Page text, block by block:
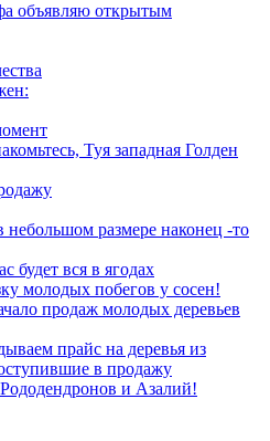
объявляю открытым
Туя западная Голден
небольшом размере наконец -то
будет вся в ягодах
молодых побегов у сосен!
продаж молодых деревьев
прайс на деревья из
в продажу
и Азалий!